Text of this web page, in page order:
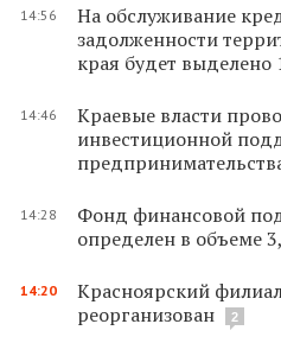
14:56
На обслуживание
задолженности
края будет
14:46
Краевые власти
инвестиционной
14:28
Фонд финансовой
определен в объеме
14:20
Красноярский
реорганизован
2